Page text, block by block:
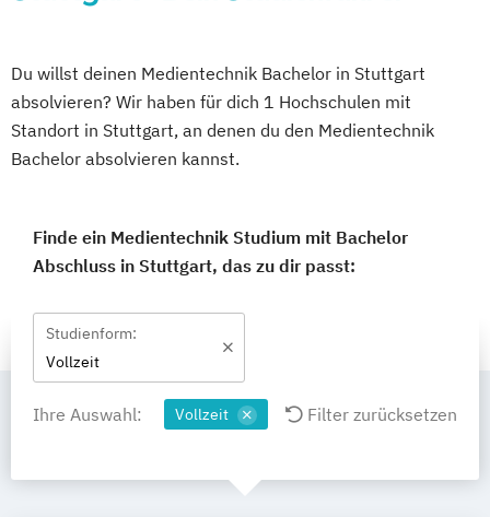
Du willst deinen Medientechnik Bachelor in Stuttgart
absolvieren? Wir haben für dich 1 Hochschulen mit
Standort in Stuttgart, an denen du den Medientechnik
Bachelor absolvieren kannst.
Finde ein Medientechnik Studium mit Bachelor
Abschluss in Stuttgart, das zu dir passt:
Studienform:
Vollzeit
Ihre Auswahl: Vollzeit Filter zurücksetzen